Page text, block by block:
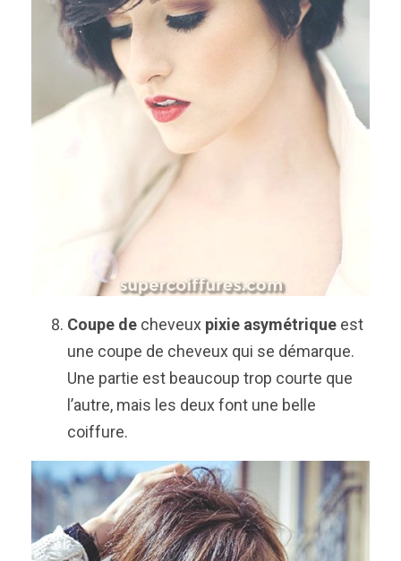
Coupe de cheveux pixie asymétrique est
une coupe de cheveux qui se démarque.
Une partie est beaucoup trop courte que
l’autre, mais les deux font une belle
coiffure.